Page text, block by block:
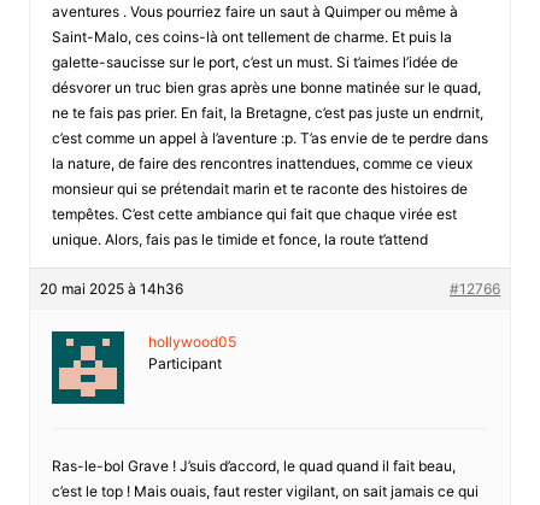
aventures . Vous pourriez faire un saut à Quimper ou même à
Saint-Malo, ces coins-là ont tellement de charme. Et puis la
galette-saucisse sur le port, c’est un must. Si t’aimes l’idée de
désvorer un truc bien gras après une bonne matinée sur le quad,
ne te fais pas prier. En fait, la Bretagne, c’est pas juste un endrnit,
c’est comme un appel à l’aventure :p. T’as envie de te perdre dans
la nature, de faire des rencontres inattendues, comme ce vieux
monsieur qui se prétendait marin et te raconte des histoires de
tempêtes. C’est cette ambiance qui fait que chaque virée est
unique. Alors, fais pas le timide et fonce, la route t’attend
20 mai 2025 à 14h36 #12766
hollywood05
Participant
Ras-le-bol Grave ! J’suis d’accord, le quad quand il fait beau,
c’est le top ! Mais ouais, faut rester vigilant, on sait jamais ce qui